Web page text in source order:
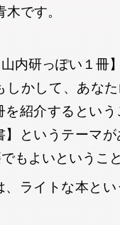
です。
内研っぽい１冊
かして、あな
紹介するとい
というテーマ
もよいというこ
ライトな本と